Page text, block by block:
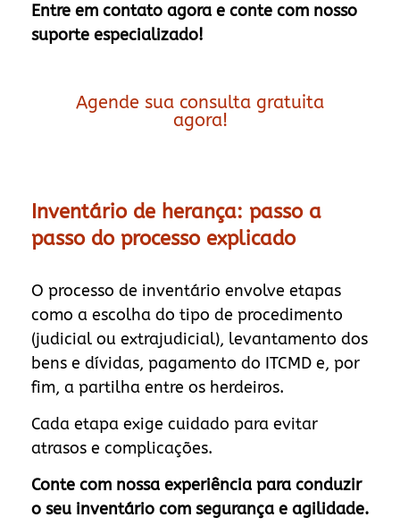
Entre em contato agora e conte com nosso
suporte especializado!
Agende sua consulta gratuita
agora!
Inventário de herança: passo a
passo do processo explicado
O processo de inventário envolve etapas
como a escolha do tipo de procedimento
(judicial ou extrajudicial), levantamento dos
bens e dívidas, pagamento do ITCMD e, por
fim, a partilha entre os herdeiros.
Cada etapa exige cuidado para evitar
atrasos e complicações.
Conte com nossa experiência para conduzir
o seu inventário com segurança e agilidade.